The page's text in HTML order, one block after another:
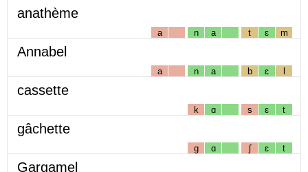
anathème
a n a t ɛ m
Annabel
a n a b ɛ l
cassette
k ɑ s ɛ t
gâchette
g ɑ ʃ ɛ t
Gargamel